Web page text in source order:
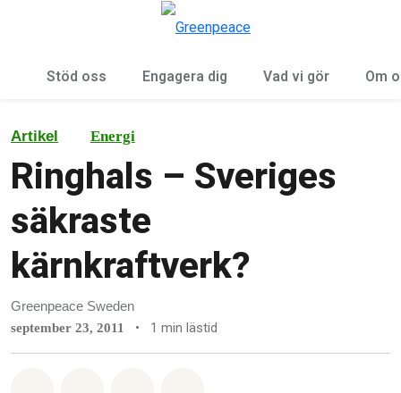
Stöd oss Engagera dig Vad vi gör Om
Artikel Energi
Ringhals – Sveriges
säkraste
kärnkraftverk?
Greenpeace Sweden
september 23, 2011 • 1 min lästid